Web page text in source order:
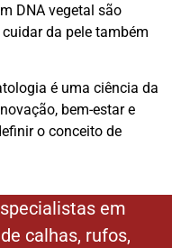
DNA vegetal são
da pele também
é uma ciência da
bem-estar e
o conceito de
em
calhas, rufos,